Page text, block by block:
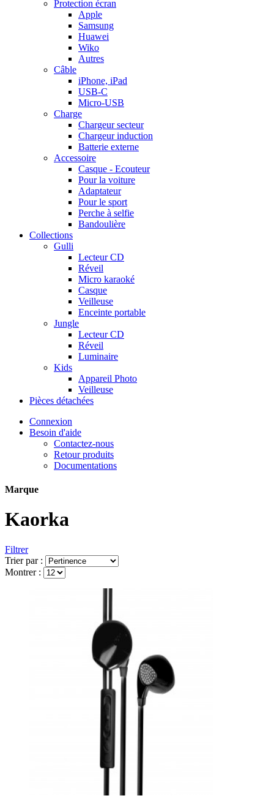
Protection écran
Apple
Samsung
Huawei
Wiko
Autres
Câble
iPhone, iPad
USB-C
Micro-USB
Charge
Chargeur secteur
Chargeur induction
Batterie externe
Accessoire
Casque - Ecouteur
Pour la voiture
Adaptateur
Pour le sport
Perche à selfie
Bandoulière
Collections
Gulli
Lecteur CD
Réveil
Micro karaoké
Casque
Veilleuse
Enceinte portable
Jungle
Lecteur CD
Réveil
Luminaire
Kids
Appareil Photo
Veilleuse
Pièces détachées
Connexion
Besoin d'aide
Contactez-nous
Retour produits
Documentations
Marque
Kaorka
Filtrer
Trier par :
Montrer :